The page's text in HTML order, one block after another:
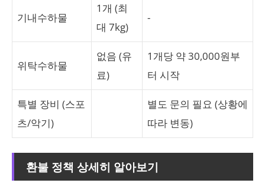
기내수하물
1개 (최
대 7kg)
-
위탁수하물
없음 (유
료)
1개당 약 30,000원부
터 시작
특별 장비 (스포
츠/악기)
별도 문의 필요 (상황에
따라 변동)
환불 정책 상세히 알아보기